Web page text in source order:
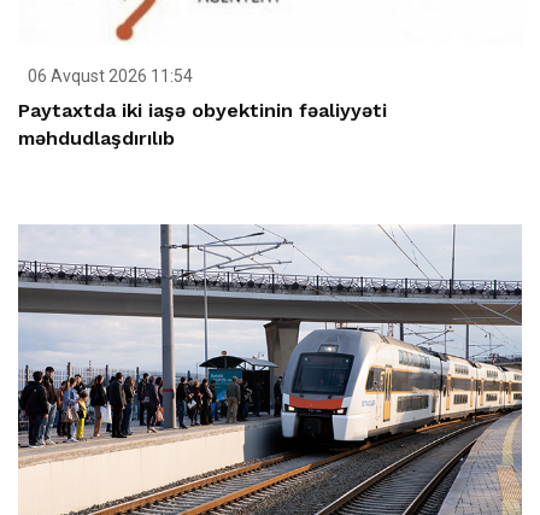
06 Avqust 2026 11:54
Paytaxtda iki iaşə obyektinin fəaliyyəti
məhdudlaşdırılıb